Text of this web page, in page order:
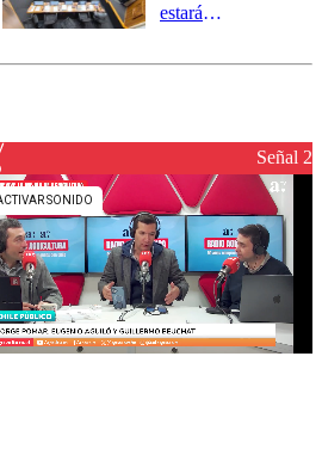
estará
el fin de la
reconstrucciónSeñal 2